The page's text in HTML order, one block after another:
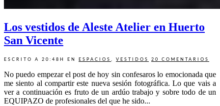
Los vestidos de Aleste Atelier en Huerto
San Vicente
ESCRITO A 20:48H EN ESPACIOS , VESTIDOS 20 COMENTARIOS
No puedo empezar el post de hoy sin confesaros lo emocionada que
me siento al compartir este nueva sesión fotográfica. Lo que vais a
ver a continuación es fruto de un ardúo trabajo y sobre todo de un
EQUIPAZO de profesionales del que he sido...